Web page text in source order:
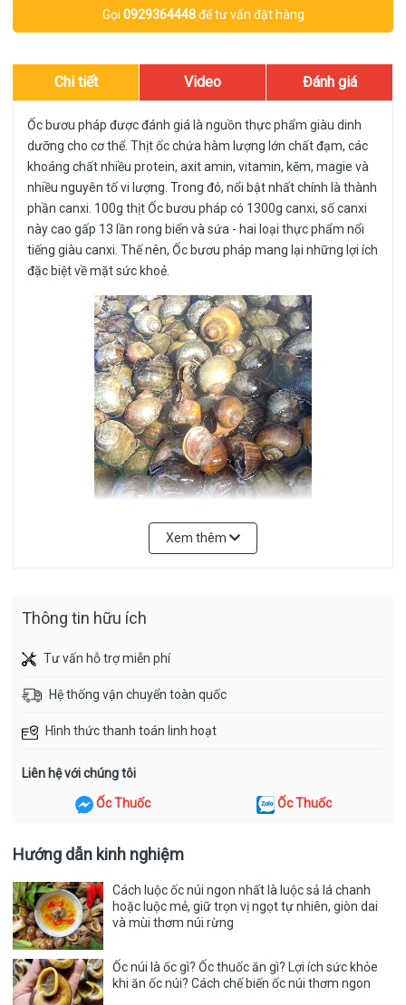
Gọi 0929364448để tư vấn đặt hàng
Chi tiết Video Đánh giá
Ốc bươu pháp được đánh giá là nguồn thực phẩm giàu dinh
dưỡng cho cơ thể. Thịt ốc chứa hàm lượng lớn chất đạm, các
khoáng chất nhiều protein, axit amin, vitamin, kẽm, magie và
nhiều nguyên tố vi lượng. Trong đó, nổi bật nhất chính là thành
phần canxi. 100g thịt Ốc bươu pháp có 1300g canxi, số canxi
này cao gấp 13 lần rong biển và sứa - hai loại thực phẩm nổi
tiếng giàu canxi. Thế nên, Ốc bươu pháp mang lại những lợi ích
đặc biệt về mặt sức khoẻ.
+Giúp cải thiện sức khỏe xương
Với lượng canxi dồi dào, Ốc bươu pháp bổ sung canxi nuôi
dưỡng xương chắc khỏe, hỗ trợ phát triển chiều cao cho trẻ
em.
+Thanh nhiệt
Theo y học cổ truyền thì thịt ốc có tính hàn, vị ngọt nhưng
không độc, mang lại lợi ích giải nhiệt làm mát cơ thể, thông lợi
đại tiểu tiện và hỗ trợ cho nhiều các bệnh khác.
+Tăng cường cơ bắp
Thịt Ốc bươu pháp chứa nhiều protein, là thành phần cơ bản
của các tế bào và mô của cơ thể, giúp duy trì và phát triển cơ
bắp, tăng khả năng miễn dịch và tái tạo tế bào.
+Tốt cho não và tim mạch
Xem thêm
Thông tin hữu ích
Tư vấn hỗ trợ miễn phí
Hệ thống vận chuyển toàn quốc
Hình thức thanh toán linh hoạt
Liên hệ với chúng tôi
Ốc Thuốc Ốc Thuốc
Hướng dẫn kinh nghiệm
Cách luộc ốc núi ngon nhất là luộc sả lá chanh
hoặc luộc mẻ, giữ trọn vị ngọt tự nhiên, giòn dai
và mùi thơm núi rừng
Ốc núi là ốc gì? Ốc thuốc ăn gì? Lợi ích sức khỏe
khi ăn ốc núi? Cách chế biến ốc núi thơm ngon